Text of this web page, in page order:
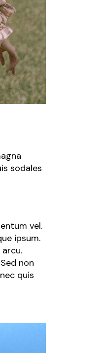
sodales
vel.
ipsum.
non
quis